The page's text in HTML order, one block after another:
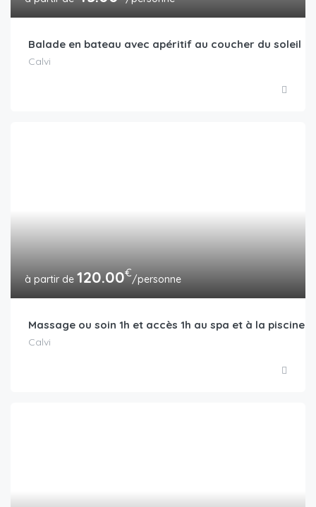
Balade en bateau avec apéritif au coucher du soleil
Calvi
120.00€/personne
Massage ou soin 1h et accès 1h au spa et à la piscine
Calvi